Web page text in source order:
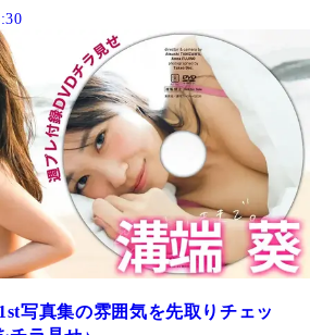
写真集の雰囲気を先取りチェッ